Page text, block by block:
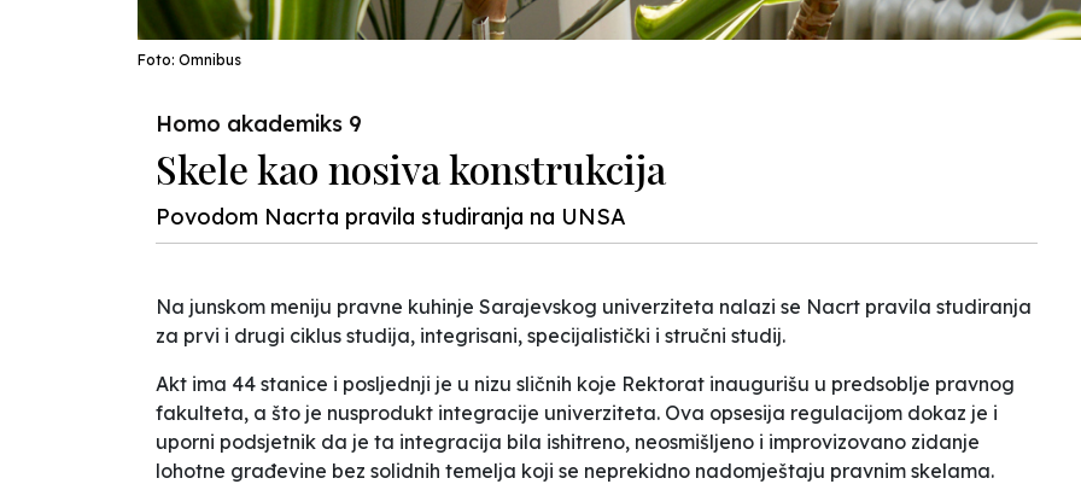
Foto: Omnibus
Homo akademiks 9
Skele kao nosiva konstrukcija
Povodom Nacrta pravila studiranja na UNSA
Na junskom meniju pravne kuhinje Sarajevskog univerziteta nalazi se Nacrt pravila studiranja
za prvi i drugi ciklus studija, integrisani, specijalistički i stručni studij.
Akt ima 44 stanice i posljednji je u nizu sličnih koje Rektorat inaugurišu u predsoblje pravnog
fakulteta, a što je nusprodukt integracije univerziteta. Ova opsesija regulacijom dokaz je i
uporni podsjetnik da je ta integracija bila ishitreno, neosmišljeno i improvizovano zidanje
lohotne građevine bez solidnih temelja koji se neprekidno nadomještaju pravnim skelama.